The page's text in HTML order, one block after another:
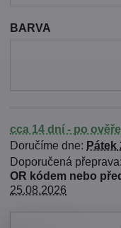
BARVA
cca 14 dní - po
Doručíme dne: Pátek
OR kódem nebo
25.08.2026